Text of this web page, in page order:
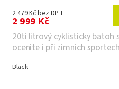
2 479 Kč bez DPH
2 999 Kč
20ti litrový cyklistický batoh
oceníte i při zimních
Black